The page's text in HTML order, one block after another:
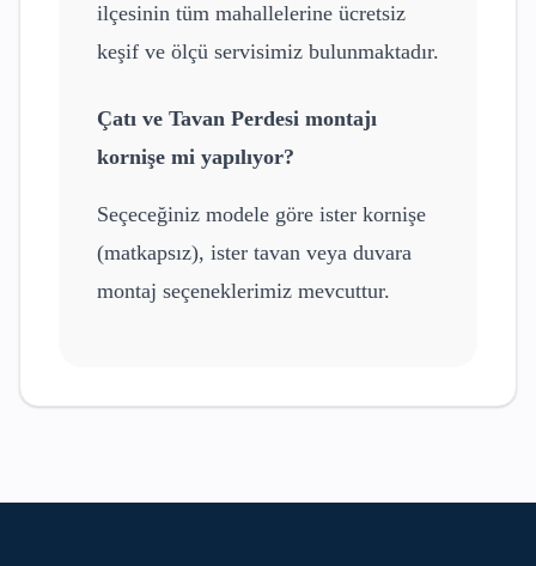
ilçesinin tüm mahallelerine ücretsiz
keşif ve ölçü servisimiz bulunmaktadır.
Çatı ve Tavan Perdesi montajı
kornişe mi yapılıyor?
Seçeceğiniz modele göre ister kornişe
(matkapsız), ister tavan veya duvara
montaj seçeneklerimiz mevcuttur.